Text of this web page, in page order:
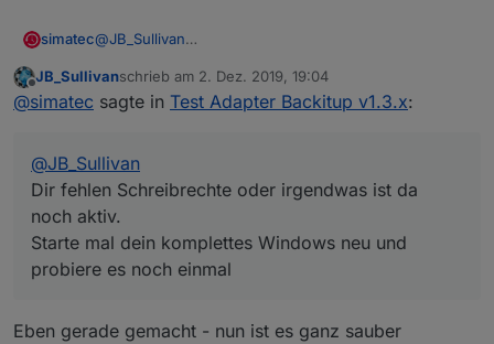
ERR!   stack:
ERR!
'Error: EPERM: operation not
   errno: -4048,npm
npm
ERR!
ERR!   path:
simatec@JB_Sullivan
aktiv.
Starte mal dein komplettes Windows neu und probiere
Offline
JB_Sullivanschrieb am 2. Dez. 2019, 19:04
zuletzt editiert von
@simatec sagte in Test Adapter Backitup v1.3.x:
@JB_Sullivan
Dir fehlen Schreibrechte oder irgendwas ist da
noch aktiv.
Starte mal dein komplettes Windows neu und
probiere es noch einmal
Eben gerade gemacht - nun ist es ganz sauber